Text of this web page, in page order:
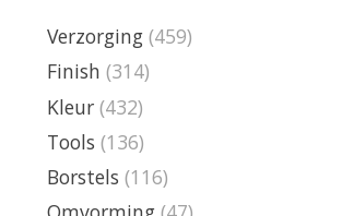
Verzorging (459)
Finish (314)
Kleur (432)
Tools (136)
Borstels (116)